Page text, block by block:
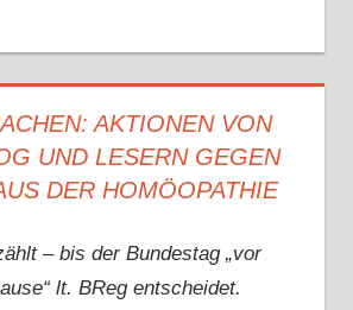
AKTIONEN VON
UND LESERN GEGEN
DER HOMÖOPATHIE
– bis der Bundestag „vor
lt. BReg entscheidet.